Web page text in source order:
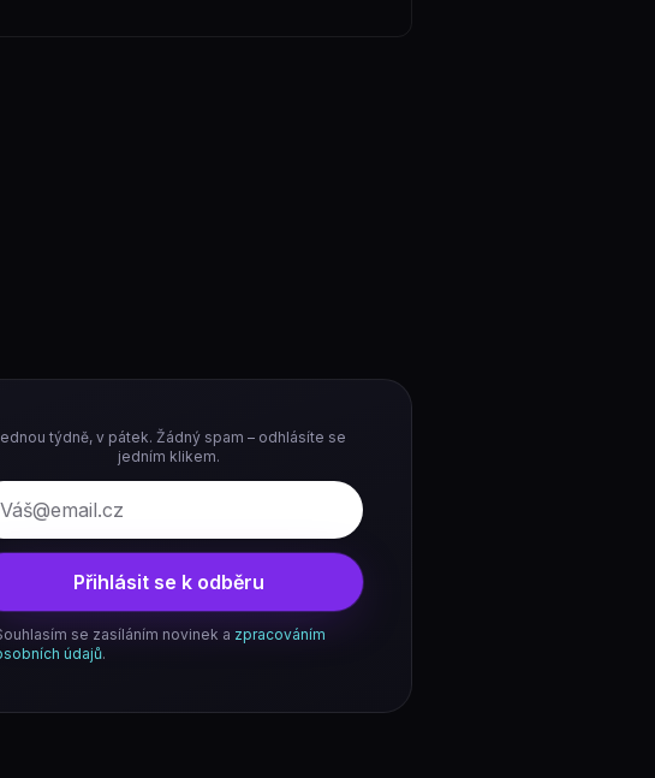
týdně, v pátek. Žádný spam – odhlásíte se
jedním klikem.
Přihlásit se k odběru
se zasíláním novinek a zpracováním
údajů.